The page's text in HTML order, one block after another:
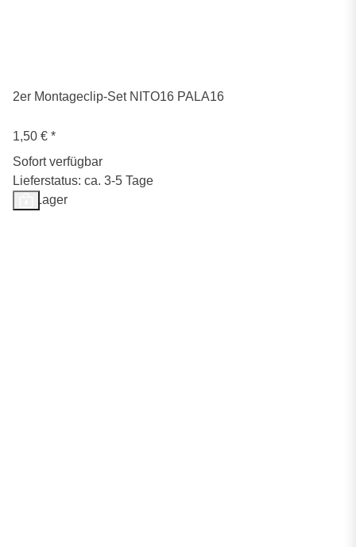
2er Montageclip-Set NITO16 PALA16
1,50 € *
Sofort verfügbar
Lieferstatus: ca. 3-5 Tage
Auf Lager